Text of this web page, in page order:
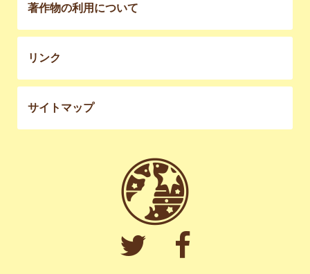
著作物の利用について
リンク
サイトマップ